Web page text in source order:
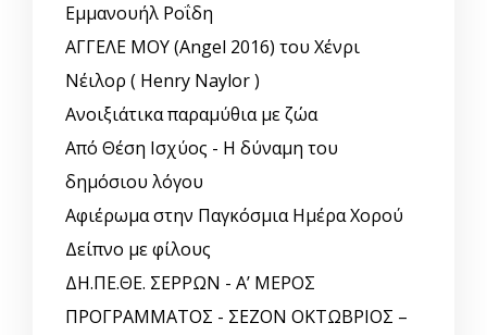
Εμμανουήλ Ροΐδη
ΑΓΓΕΛΕ ΜΟΥ (Angel 2016) του Χένρι
Νέιλορ ( Henry Naylor )
Ανοιξιάτικα παραμύθια με ζώα
Από Θέση Ισχύος - Η δύναμη του
δημόσιου λόγου
Αφιέρωμα στην Παγκόσμια Ημέρα Χορού
Δείπνο με φίλους
ΔΗ.ΠΕ.ΘΕ. ΣΕΡΡΩΝ - Α’ ΜΕΡΟΣ
ΠΡΟΓΡΑΜΜΑΤΟΣ - ΣΕΖΟΝ ΟΚΤΩΒΡΙΟΣ –